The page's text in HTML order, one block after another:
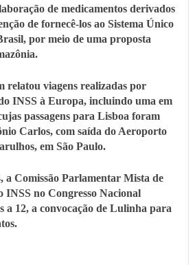
de medicamentos derivados
de fornecê-los ao Sistema Único
por meio de uma proposta
relatou viagens realizadas por
INSS à Europa, incluindo uma em
passagens para Lisboa foram
Carlos, com saída do Aeroporto
em São Paulo.
a Comissão Parlamentar Mista de
no Congresso Nacional
a 12, a convocação de Lulinha para